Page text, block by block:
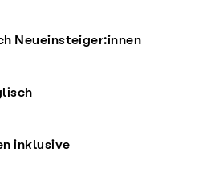
Neueinsteiger:innen
inklusive